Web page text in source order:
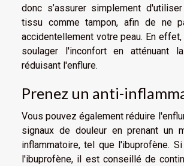
donc s’assurer simplement
tissu comme tampon, afin de ne
accidentellement votre peau. En effet,
soulager l'inconfort en atténuant
réduisant l'enflure.
Prenez un anti-
Vous pouvez également réduire
signaux de douleur en prenant un
inflammatoire, tel que l'ibuprofène.
l'ibuprofène, il est conseillé de